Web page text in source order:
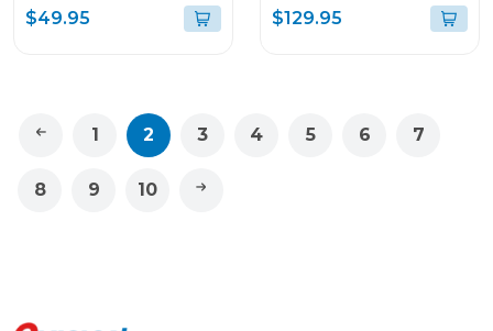
FLEX 2 COLOR BLANCO
VFLEX2WHTA
$49.95
SOUNDGEAR CLIPS
AZUL
$129.95
1 2 3 4 5 6 7
8 9 10